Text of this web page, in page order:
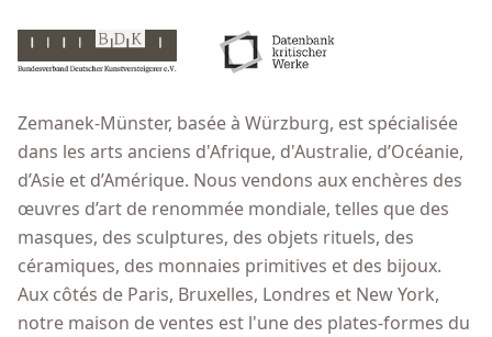
Zemanek-Münster, basée à Würzburg, est spécialisée
dans les arts anciens d'Afrique, d'Australie, d’Océanie,
d’Asie et d’Amérique. Nous vendons aux enchères des
œuvres d’art de renommée mondiale, telles que des
masques, des sculptures, des objets rituels, des
céramiques, des monnaies primitives et des bijoux.
Aux côtés de Paris, Bruxelles, Londres et New York,
notre maison de ventes est l'une des plates-formes du